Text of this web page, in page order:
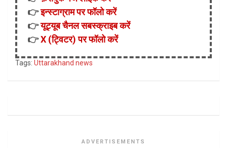
👉इन्स्टाग्राम पर फॉलो करें
👉यूट्यूब चैनल सबस्क्राइब करें
👉X (ट्विटर) पर फॉलो करें
Tags: Uttarakhand news
ADVERTISEMENTS